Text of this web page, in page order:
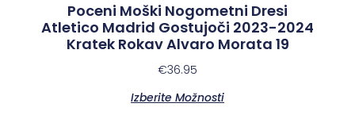
Poceni Moški Nogometni Dresi
Atletico Madrid Gostujoči 2023-2024
Kratek Rokav Alvaro Morata 19
€36.95
Izberite Možnosti